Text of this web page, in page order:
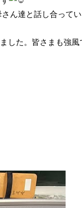
ん達と話し合って
した。皆さまも強